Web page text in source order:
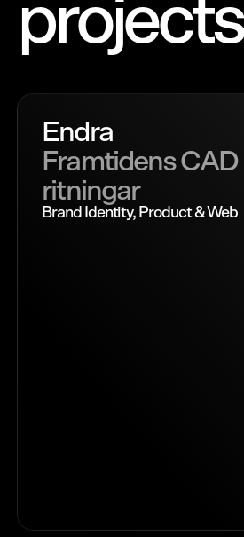
projects
Endra
Framtidens CAD
ritningar
Brand Identity, Product & Web